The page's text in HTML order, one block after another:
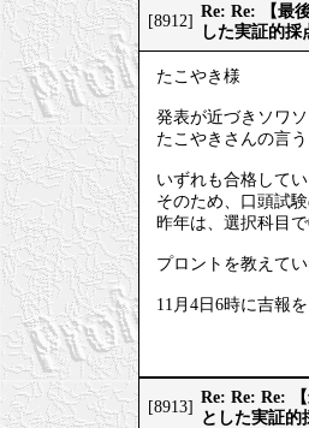
[8912]
Re: Re: 【最
した実証的採
たこやき様
発表が近づきソワ
たこやきさんの言
いずれも合格して
そのため、口頭試
昨年は、選択科目
プロントを教えて
11月4日6時に吉報
[8913]
Re: Re: Re:
とした実証的